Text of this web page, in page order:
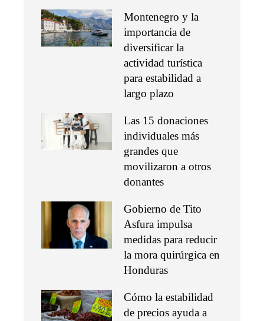
Montenegro y la
importancia de
diversificar la
actividad turística
para estabilidad a
largo plazo
Las 15 donaciones
individuales más
grandes que
movilizaron a otros
donantes
Gobierno de Tito
Asfura impulsa
medidas para reducir
la mora quirúrgica en
Honduras
Cómo la estabilidad
de precios ayuda a